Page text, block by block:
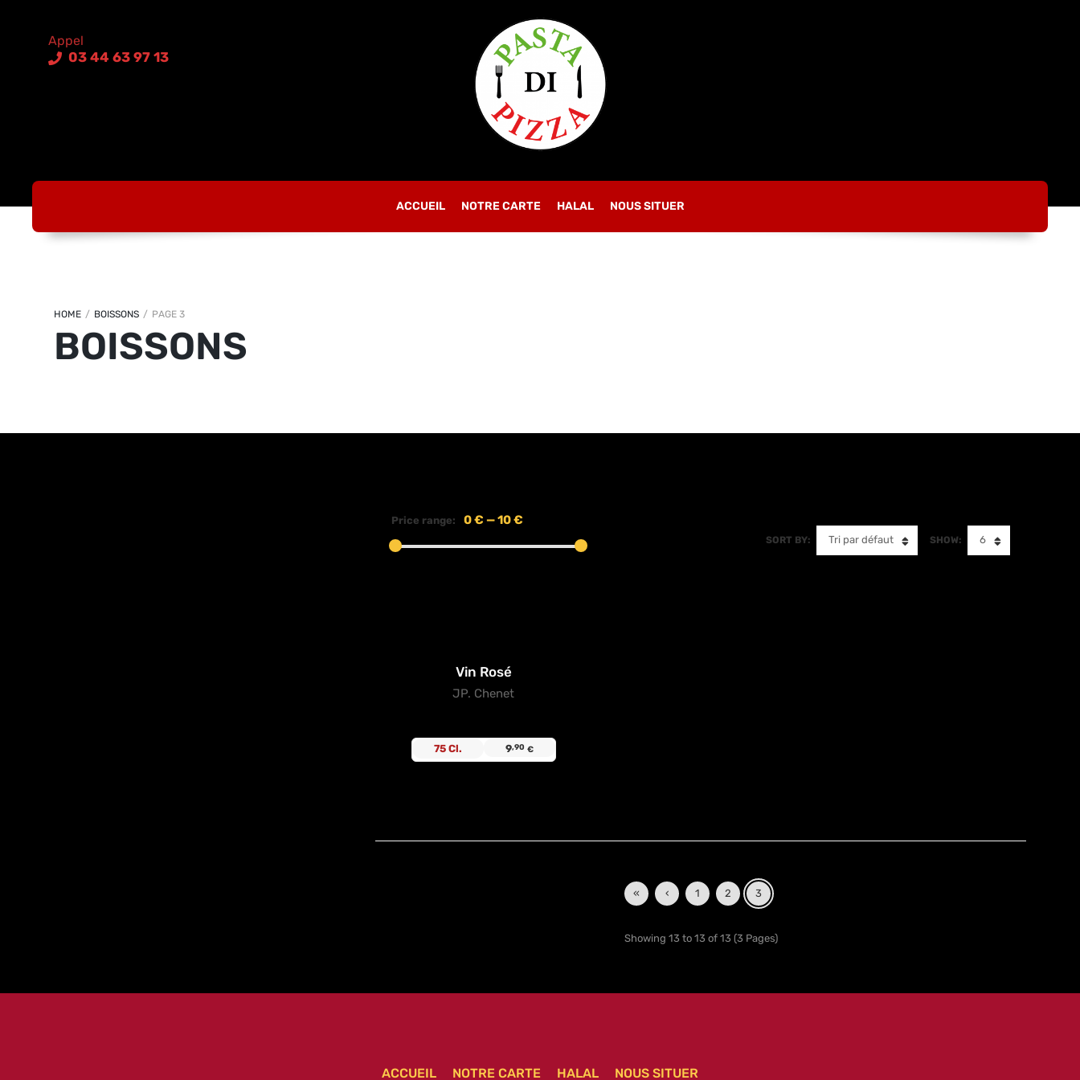
03 44 63 97 13
MOT DE PASSE OBLIGATOIRE
Mot de passe perdu ?
ACCUEIL NOTRE CARTE HALAL NOUS SITUER
HOME / BOISSONS / PAGE 3
BOISSONS
Price range: 0 € —10 €
SHOW: 6
SORT BY: Tri par défaut
Vin Rosé
JP. Chenet
75 Cl. 9,90 €
« ‹ 1 2 3
Showing 13 to 13 of 13 (3 Pages)
ACCUEIL NOTRE CARTE HALAL NOUS SITUER